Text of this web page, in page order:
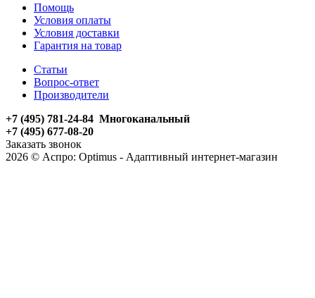
Помощь
Условия оплаты
Условия доставки
Гарантия на товар
Статьи
Вопрос-ответ
Производители
+7 (495) 781-24-84 Многоканальный
+7 (495) 677-08-20
Заказать звонок
2026 © Аспро: Optimus - Адаптивный интернет-магазин